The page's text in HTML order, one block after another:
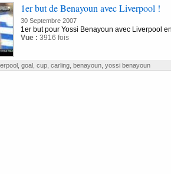
1er but de Benayoun avec Liverpool !
30 Septembre 2007
1er but pour Yossi Benayoun avec Liverpool
Vue : 3916 fois
, goal, cup, carling, benayoun, yossi benayoun